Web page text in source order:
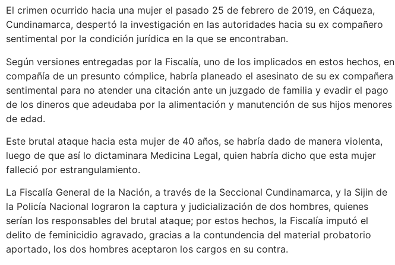
El crimen ocurrido hacia una mujer el pasado 25 de febrero de 2019, en Cáqueza,
Cundinamarca, despertó la investigación en las autoridades hacia su ex compañero
sentimental por la condición jurídica en la que se encontraban.
Según versiones entregadas por la Fiscalía, uno de los implicados en estos hechos, en
compañía de un presunto cómplice, habría planeado el asesinato de su ex compañera
sentimental para no atender una citación ante un juzgado de familia y evadir el pago
de los dineros que adeudaba por la alimentación y manutención de sus hijos menores
de edad.
Este brutal ataque hacia esta mujer de 40 años, se habría dado de manera violenta,
luego de que así lo dictaminara Medicina Legal, quien habría dicho que esta mujer
falleció por estrangulamiento.
La Fiscalía General de la Nación, a través de la Seccional Cundinamarca, y la Sijin de
la Policía Nacional lograron la captura y judicialización de dos hombres, quienes
serían los responsables del brutal ataque; por estos hechos, la Fiscalía imputó el
delito de feminicidio agravado, gracias a la contundencia del material probatorio
aportado, los dos hombres aceptaron los cargos en su contra.